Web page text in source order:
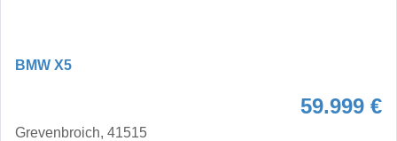
BMW X5
59.999 €
Grevenbroich, 41515